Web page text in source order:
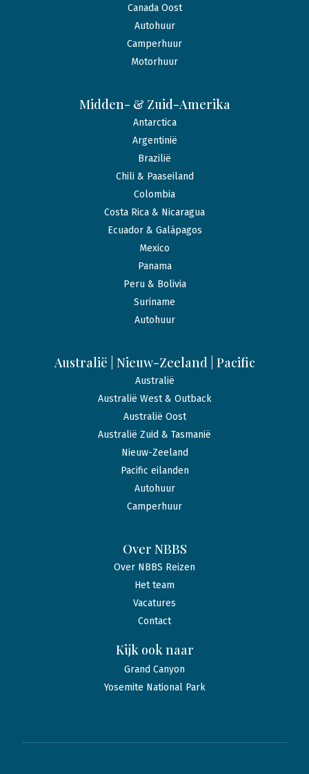
Canada Oost
Autohuur
Camperhuur
Motorhuur
Midden- & Zuid-Amerika
Antarctica
Argentinië
Brazilië
Chili & Paaseiland
Colombia
Costa Rica & Nicaragua
Ecuador & Galápagos
Mexico
Panama
Peru & Bolivia
Suriname
Autohuur
Australië | Nieuw-Zeeland | Pacific
Australië
Australië West & Outback
Australië Oost
Australië Zuid & Tasmanië
Nieuw-Zeeland
Pacific eilanden
Autohuur
Camperhuur
Over NBBS
Over NBBS Reizen
Het team
Vacatures
Contact
Kijk ook naar
Grand Canyon
Yosemite National Park